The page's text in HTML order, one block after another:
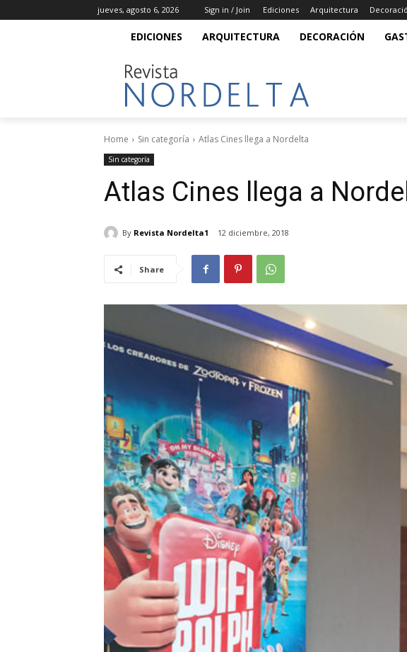
jueves, agosto 6, 2026 Sign in / Join Ediciones Arquitectura
EDICIONES ARQUITECTURA DECORACIÓN
Home Sin categoría Atlas Cines llega a Nordelta
Sin categoría
Atlas Cines llega a
By Revista Nordelta1 12 diciembre, 2018
Share